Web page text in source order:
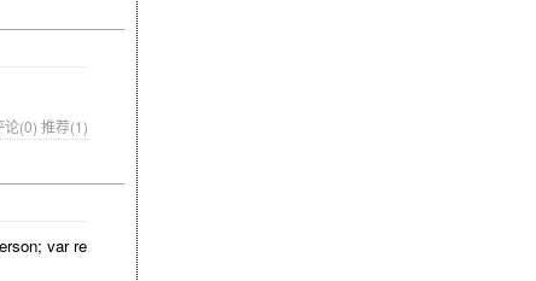
论(0) 推荐(1)
var re